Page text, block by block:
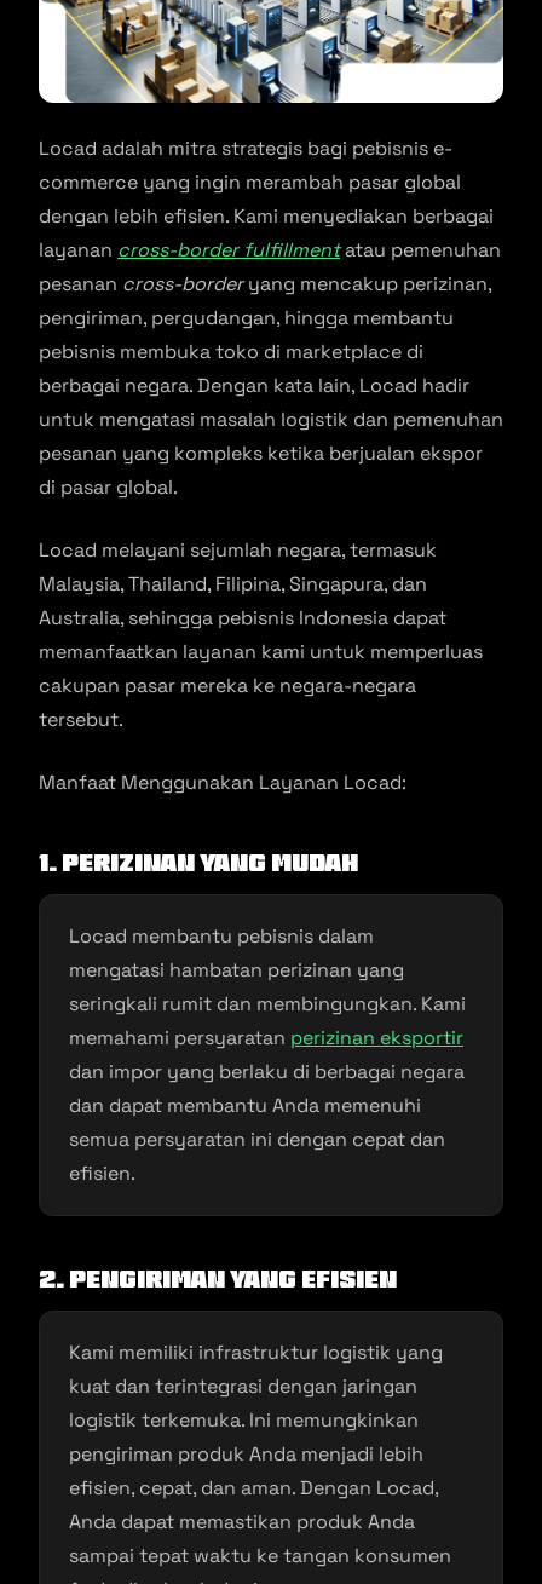
Locad adalah mitra strategis bagi pebisnis e-
commerce yang ingin merambah pasar global
dengan lebih efisien. Kami menyediakan berbagai
layanan cross-border fulfillmentatau pemenuhan
pesanan cross-borderyang mencakup perizinan,
pengiriman, pergudangan, hingga membantu
pebisnis membuka toko di marketplace di
berbagai negara. Dengan kata lain, Locad hadir
untuk mengatasi masalah logistik dan pemenuhan
pesanan yang kompleks ketika berjualan ekspor
di pasar global.
Locad melayani sejumlah negara, termasuk
Malaysia, Thailand, Filipina, Singapura, dan
Australia, sehingga pebisnis Indonesia dapat
memanfaatkan layanan kami untuk memperluas
cakupan pasar mereka ke negara-negara
tersebut.
Manfaat Menggunakan Layanan Locad:
1. Perizinan yang Mudah
Locad membantu pebisnis dalam
mengatasi hambatan perizinan yang
seringkali rumit dan membingungkan. Kami
memahami persyaratan perizinan eksportir
dan impor yang berlaku di berbagai negara
dan dapat membantu Anda memenuhi
semua persyaratan ini dengan cepat dan
efisien.
2. Pengiriman yang Efisien
Kami memiliki infrastruktur logistik yang
kuat dan terintegrasi dengan jaringan
logistik terkemuka. Ini memungkinkan
pengiriman produk Anda menjadi lebih
efisien, cepat, dan aman. Dengan Locad,
Anda dapat memastikan produk Anda
sampai tepat waktu ke tangan konsumen